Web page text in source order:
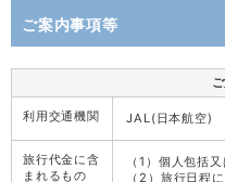
ご案内事項等
利用交通機関 JAL(日本航空)
旅行代金に含
まれるもの
（1）個人包括
（2）旅行日程